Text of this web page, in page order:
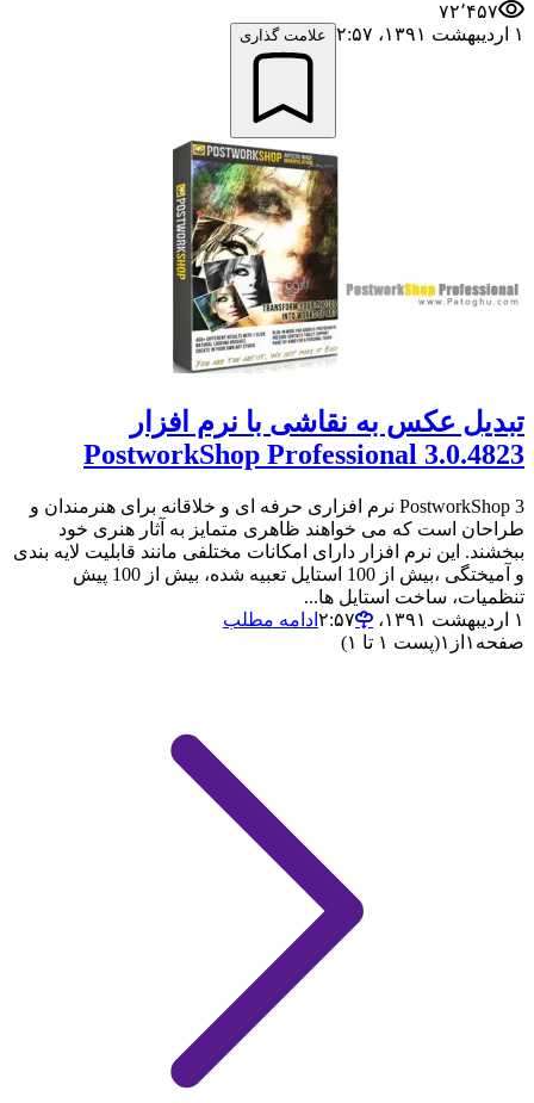
۷۲٬۴۵۷
۱ اردیبهشت ۱۳۹۱،‏ ۲:۵۷
علامت گذاری
تبدیل عکس به نقاشی با نرم افزار
PostworkShop Professional 3.0.4823
PostworkShop 3 نرم افزاری حرفه ای و خلاقانه برای هنرمندان و
طراحان است که می خواهند ظاهری متمایز به آثار هنری خود
ببخشند. این نرم افزار دارای امکانات مختلفی مانند قابلیت لایه بندی
و آمیختگی ،بیش از 100 استایل تعبیه شده، بیش از 100 پیش
تنظمیات، ساخت استایل ها...
۱ اردیبهشت ۱۳۹۱،‏ ۲:۵۷
ادامه مطلب
صفحه ۱ از ۱(پست ۱ تا ۱)